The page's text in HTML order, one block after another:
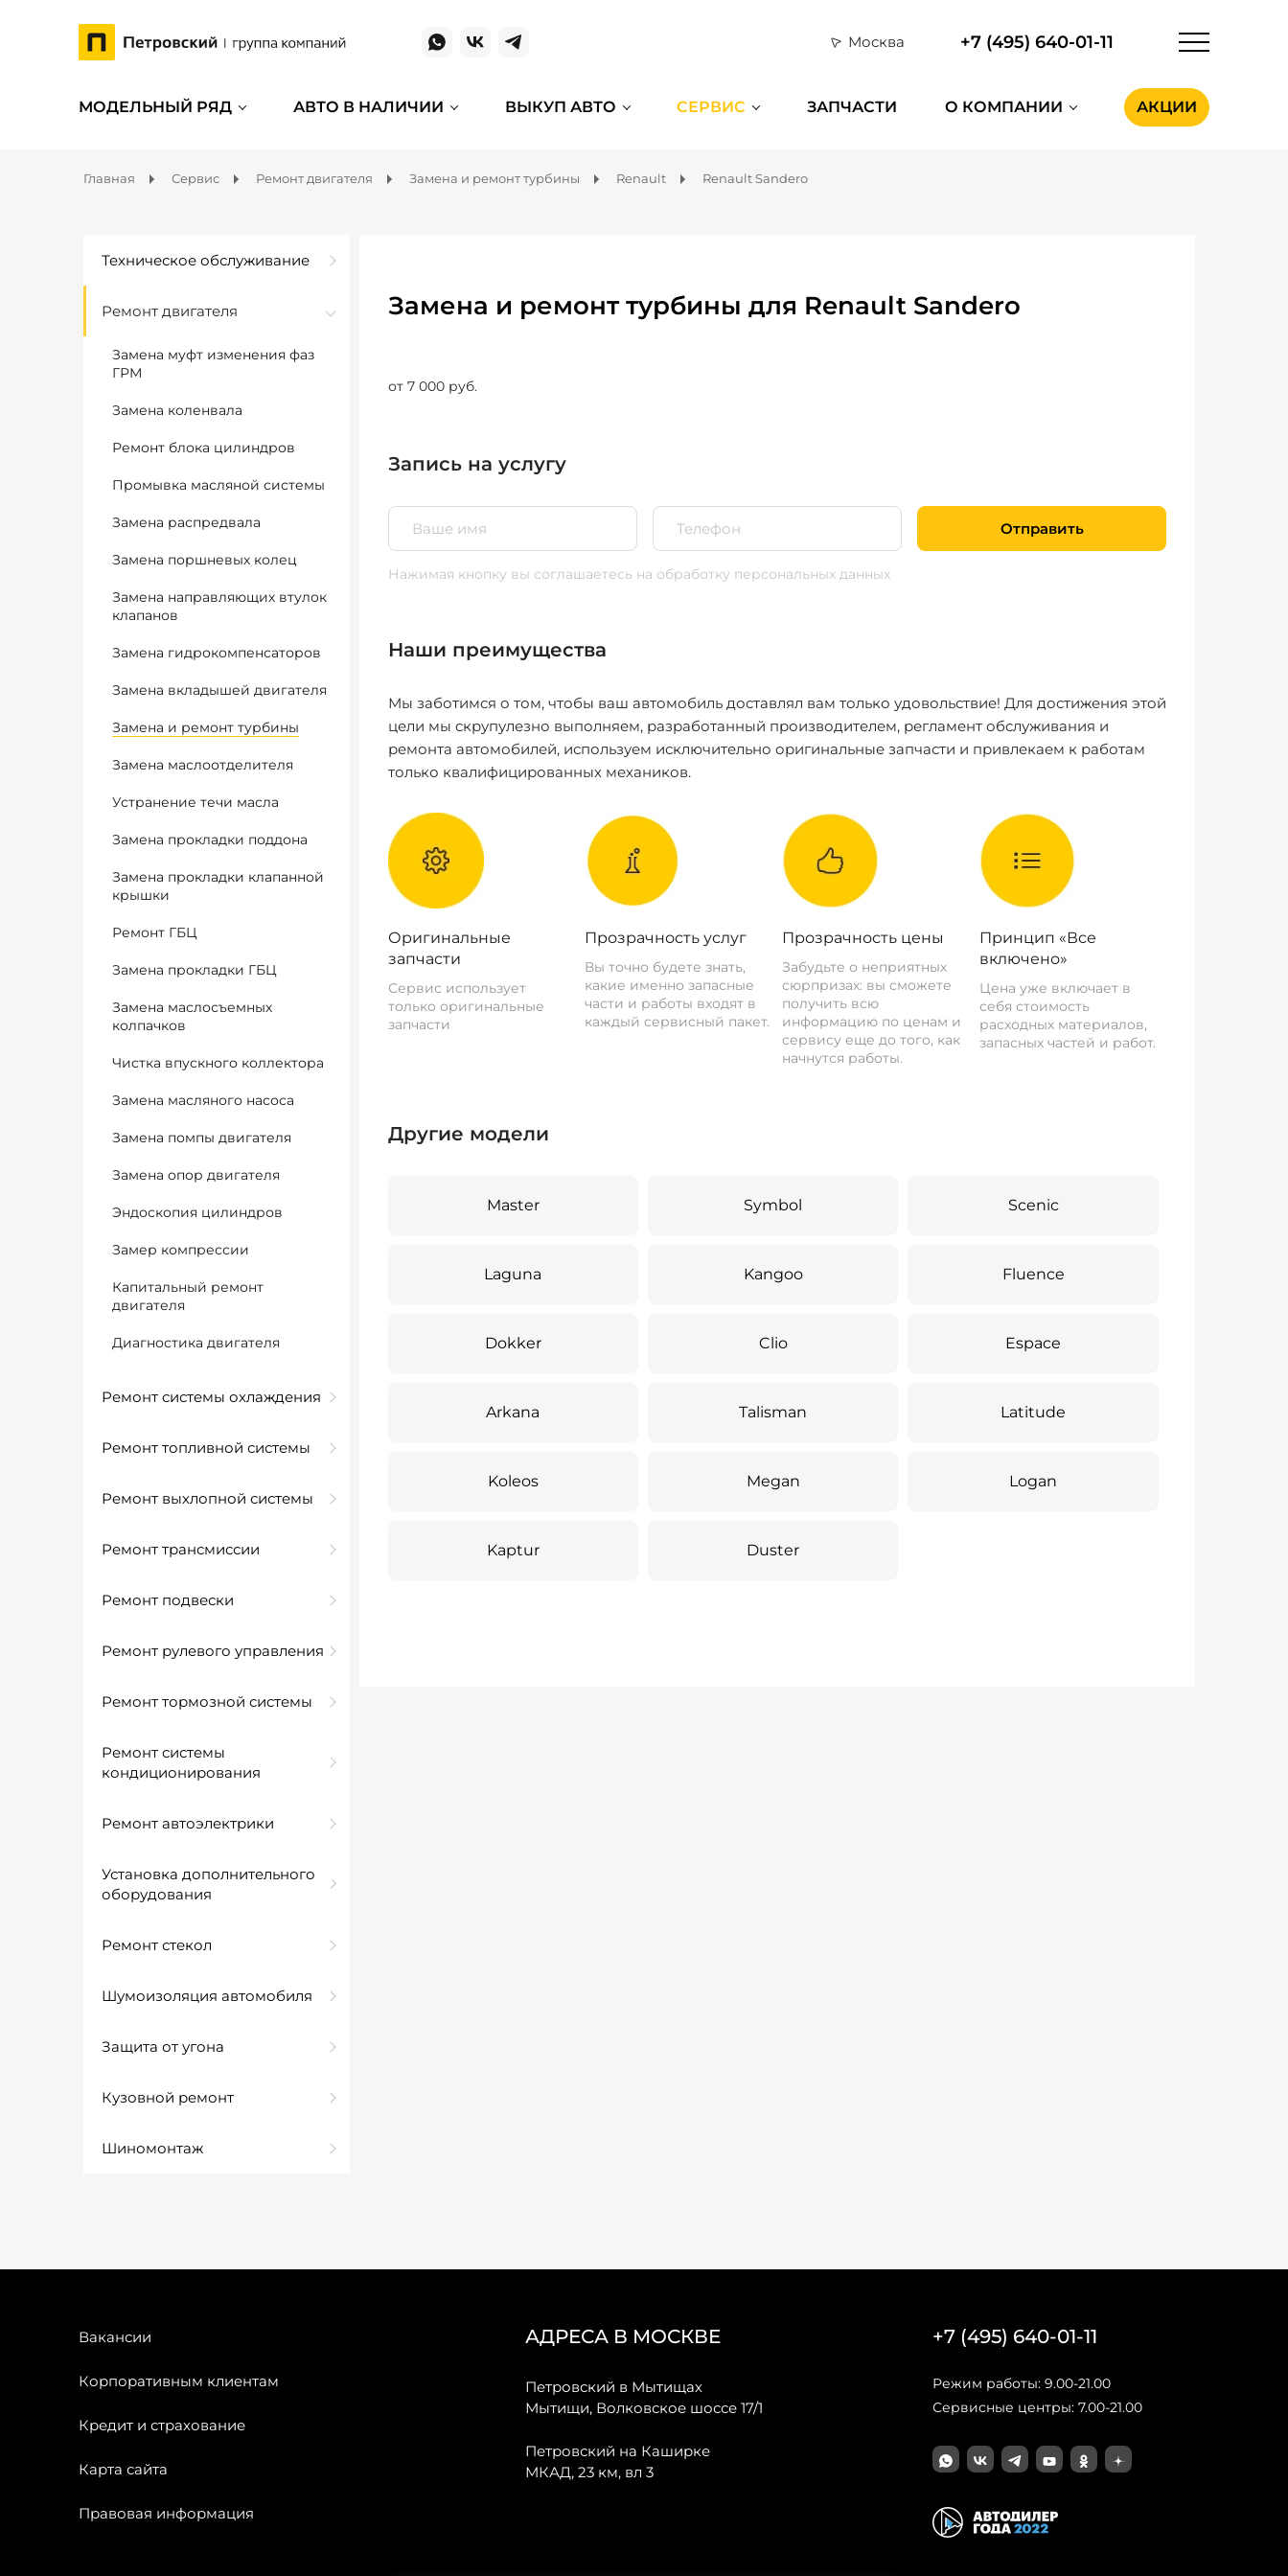
Москва +7 (495) 640-01-11
МОДЕЛЬНЫЙ РЯД АВТО В НАЛИЧИИ ВЫКУП АВТО СЕРВИС ЗАПЧАСТИ О КОМПАНИИ АКЦИИ
Главная Сервис Ремонт двигателя Замена и ремонт турбины Renault Renault Sandero
Техническое обслуживание
Ремонт двигателя
Замена муфт изменения фаз
ГРМ
Замена коленвала
Ремонт блока цилиндров
Промывка масляной системы
Замена распредвала
Замена поршневых колец
Замена направляющих втулок
клапанов
Замена гидрокомпенсаторов
Замена вкладышей двигателя
Замена и ремонт турбины
Замена маслоотделителя
Устранение течи масла
Замена прокладки поддона
Замена прокладки клапанной
крышки
Ремонт ГБЦ
Замена прокладки ГБЦ
Замена маслосъемных
колпачков
Чистка впускного коллектора
Замена масляного насоса
Замена помпы двигателя
Замена опор двигателя
Эндоскопия цилиндров
Замер компрессии
Капитальный ремонт
двигателя
Диагностика двигателя
Ремонт системы охлаждения
Ремонт топливной системы
Ремонт выхлопной системы
Ремонт трансмиссии
Ремонт подвески
Ремонт рулевого управления
Ремонт тормозной системы
Ремонт системы
кондиционирования
Ремонт автоэлектрики
Установка дополнительного
оборудования
Ремонт стекол
Шумоизоляция автомобиля
Защита от угона
Кузовной ремонт
Шиномонтаж
Замена и ремонт турбины для Renault Sandero
от 7 000 руб.
Запись на услугу
Отправить
Нажимая кнопку вы соглашаетесь на обработку персональных данных
Наши преимущества
Мы заботимся о том, чтобы ваш автомобиль доставлял вам только удовольствие! Для достижения этой
цели мы скрупулезно выполняем, разработанный производителем, регламент обслуживания и
ремонта автомобилей, используем исключительно оригинальные запчасти и привлекаем к работам
только квалифицированных механиков.
Оригинальные
запчасти
Сервис использует
только оригинальные
запчасти
Прозрачность услуг
Вы точно будете знать,
какие именно запасные
части и работы входят в
каждый сервисный пакет.
Прозрачность цены
Забудьте о неприятных
сюрпризах: вы сможете
получить всю
информацию по ценам и
сервису еще до того, как
начнутся работы.
Принцип «Все
включено»
Цена уже включает в
себя стоимость
расходных материалов,
запасных частей и работ.
Другие модели
Master Symbol Scenic
Laguna Kangoo Fluence
Dokker Clio Espace
Arkana Talisman Latitude
Koleos Megan Logan
Kaptur Duster
Вакансии
Корпоративным клиентам
Кредит и страхование
Карта сайта
Правовая информация
АДРЕСА В МОСКВЕ
Петровский в Мытищах
Мытищи, Волковское шоссе 17/1
Петровский на Каширке
МКАД, 23 км, вл 3
+7 (495) 640-01-11
Режим работы: 9.00-21.00
Сервисные центры: 7.00-21.00